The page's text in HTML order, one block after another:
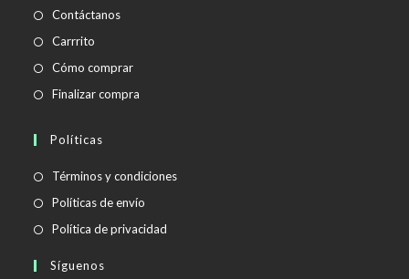
Contáctanos
Carrrito
Cómo comprar
Finalizar compra
Políticas
Términos y condicionesSe
Políticas de envío
abre
Política de privacidad
Síguenos